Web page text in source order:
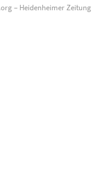
– Heidenheimer Zeitung